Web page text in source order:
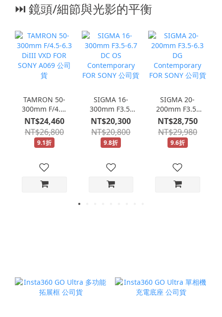
⏭︎ 鏡頭/細節與光影的平衡
TAMRON 50-
300mm F/4.5-
6.3 DiIII VXD
FOR SONY
A069 公司貨
NT$24,460
NT$26,800
9.1折
SIGMA 16-
300mm F3.5-
6.7 DC OS
Contemporary
FOR SONY 公
司貨
NT$20,300
NT$20,800
9.8折
SIGMA 20-
200mm F3.5-
6.3 DG
Contemporary
FOR SONY 公
司貨
NT$28,750
NT$29,980
9.6折